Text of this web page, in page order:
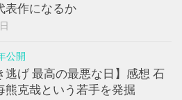
表作になるか
公開
逃げ 最高の最悪な日】感想 石
熊克哉という若手を発掘